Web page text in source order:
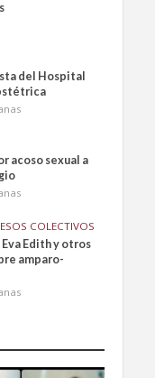
del Hospital
acoso sexual a
COLECTIVOS
Edith y otros
amparo-